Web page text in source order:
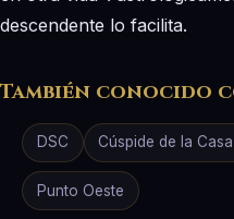
descendente lo facilita.
También conocido
DSC Cúspide de la Casa
Punto Oeste